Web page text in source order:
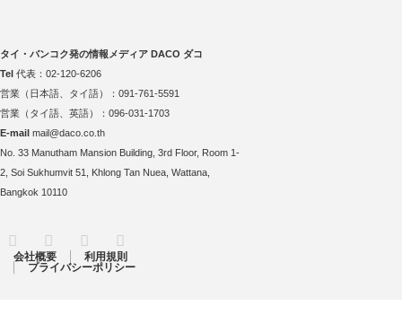
タイ・バンコク発の情報メディア DACO ダコ
Tel 代表：02-120-6206
営業（日本語、タイ語）：091-761-5591
営業（タイ語、英語）：096-031-1703
E-mail mail@daco.co.th
No. 33 Manutham Mansion Building, 3rd Floor, Room 1-
2, Soi Sukhumvit 51, Khlong Tan Nuea, Wattana,
Bangkok 10110
Twitter FacebookInstagram
会社概要
利用規則
プライバシーポリシー